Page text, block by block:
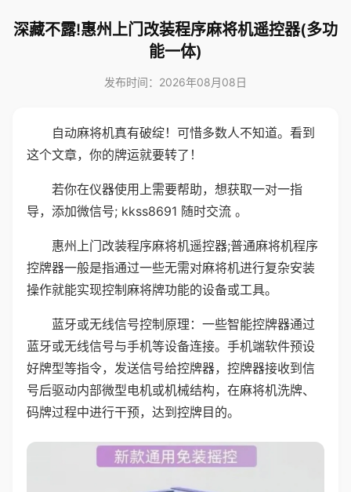
深藏不露!惠州上门改装程序麻将机遥控器(多功
能一体)
发布时间：2026年08月08日
自动麻将机真有破绽！可惜多数人不知道。看到
这个文章，你的牌运就要转了！
若你在仪器使用上需要帮助，想获取一对一指
导，添加微信号; kkss8691 随时交流 。
惠州上门改装程序麻将机遥控器;普通麻将机程序
控牌器一般是指通过一些无需对麻将机进行复杂安装
操作就能实现控制麻将牌功能的设备或工具。
蓝牙或无线信号控制原理：一些智能控牌器通过
蓝牙或无线信号与手机等设备连接。手机端软件预设
好牌型等指令，发送信号给控牌器，控牌器接收到信
号后驱动内部微型电机或机械结构，在麻将机洗牌、
码牌过程中进行干预，达到控牌目的。